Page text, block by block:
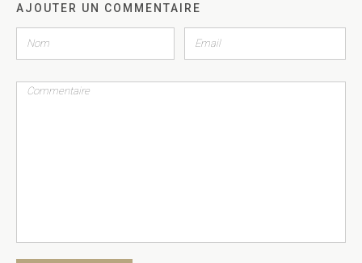
AJOUTER UN COMMENTAIRE